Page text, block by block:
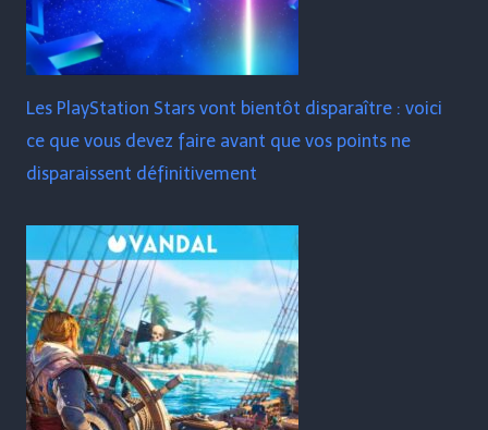
Les PlayStation Stars vont bientôt disparaître : voici
ce que vous devez faire avant que vos points ne
disparaissent définitivement